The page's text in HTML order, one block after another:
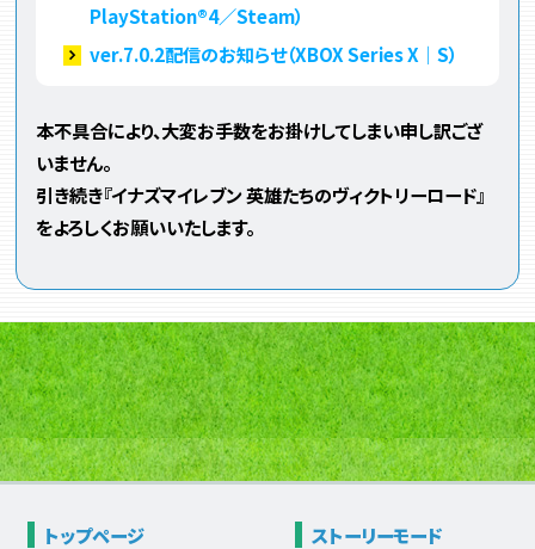
PlayStation®4／Steam）
ver.7.0.2配信のお知らせ（XBOX Series X｜S）
本不具合により、大変お手数をお掛けしてしまい申し訳ござ
いません。
引き続き『イナズマイレブン 英雄たちのヴィクトリーロード』
をよろしくお願いいたします。
トップページ ストーリーモード